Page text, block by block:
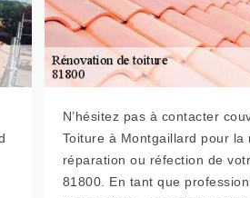
N’hésitez pas à contacter
Toiture à Montgaillard pour la
réparation ou réfection de
81800. En tant que